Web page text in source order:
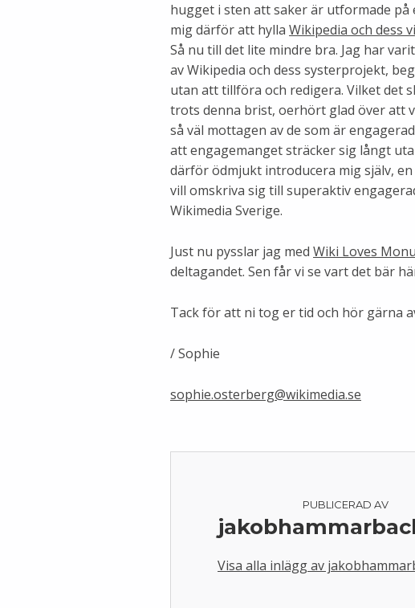
hugget i sten att saker är utformade
mig därför att hylla Wikipedia och dess
Så nu till det lite mindre bra. Jag har
av Wikipedia och dess systerprojekt,
utan att tillföra och redigera. Vilket det
trots denna brist, oerhört glad över att
så väl mottagen av de som är
att engagemanget sträcker sig långt
därför ödmjukt introducera mig själv,
vill omskriva sig till superaktiv
Wikimedia Sverige.
Just nu pysslar jag med Wiki Loves
deltagandet. Sen får vi se vart det bär
Tack för att ni tog er tid och hör gärna
/ Sophie
sophie.osterberg@wikimedia.se
PUBLICERAD AV
Visa alla inlägg av